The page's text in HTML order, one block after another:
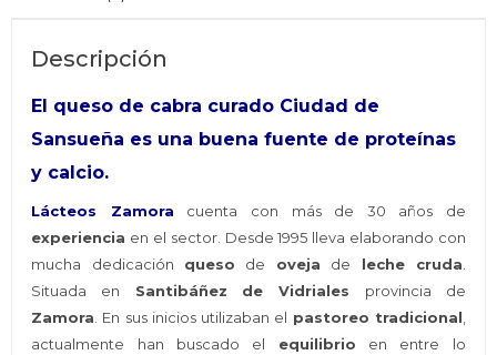
Descripción
El queso de cabra curado Ciudad de
Sansueña es una buena fuente de proteínas
y calcio.
Lácteos Zamora cuenta con más de 30 años de
experiencia en el sector. Desde 1995 lleva elaborando con
mucha dedicación queso de oveja de leche cruda.
Situada en Santibáñez de Vidriales provincia de
Zamora. En sus inicios utilizaban el pastoreo tradicional,
actualmente han buscado el equilibrio en entre lo